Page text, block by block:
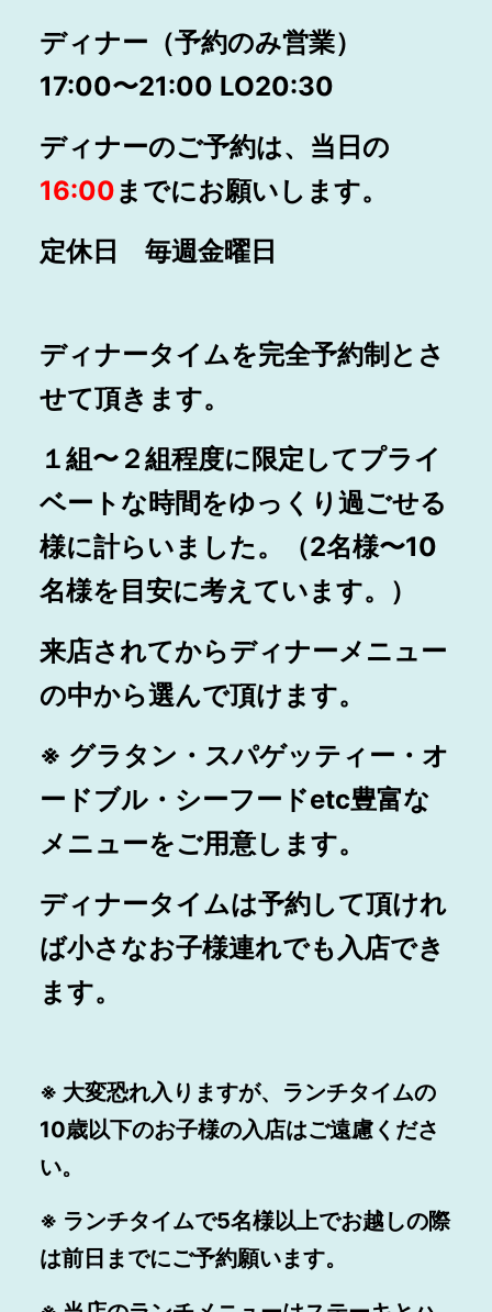
ディナー（予約のみ営業）
17:00〜21:00 LO20:30
ディナーのご予約は、当日の
16:00までにお願いします。
定休日 毎週金曜日
ディナータイムを完全予約制とさ
せて頂きます。
１組〜２組程度に限定してプライ
ベートな時間をゆっくり過ごせる
様に計らいました。（2名様〜10
名様を目安に考えています。）
来店されてからディナーメニュー
の中から選んで頂けます。
※ グラタン・スパゲッティー・オ
ードブル・シーフードetc豊富な
メニューをご用意します。
ディナータイムは予約して頂けれ
ば小さなお子様連れでも入店でき
ます。
※ 大変恐れ入りますが、ランチタイムの
10歳以下のお子様の入店はご遠慮くださ
い。
※ ランチタイムで5名様以上でお越しの際
は前日までにご予約願います。